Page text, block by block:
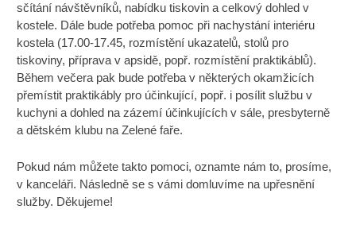
sčítání návštěvníků, nabídku tiskovin a celkový dohled v
kostele. Dále bude potřeba pomoc při nachystání interiéru
kostela (17.00-17.45, rozmístění ukazatelů, stolů pro
tiskoviny, příprava v apsidě, popř. rozmístění praktikáblů).
Během večera pak bude potřeba v některých okamžicích
přemístit praktikábly pro účinkující, popř. i posílit službu v
kuchyni a dohled na zázemí účinkujících v sále, presbyterně
a dětském klubu na Zelené faře.
Pokud nám můžete takto pomoci, oznamte nám to, prosíme,
v kanceláři. Následně se s vámi domluvíme na upřesnění
služby. Děkujeme!